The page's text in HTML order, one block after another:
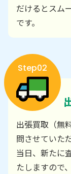
だけるとスム
です。
Step02
出張買取（無
問させていた
当日、新たに
たしますので